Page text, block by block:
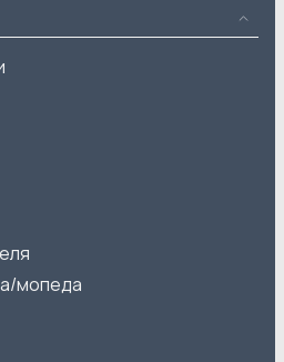
мопеда